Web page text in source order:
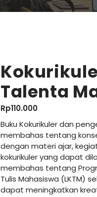
Talenta
Rp110.000
Buku Kokurikuler dan
membahas tentang
dengan materi ajar,
kokurikuler yang dapat
membahas tentang
Tulis Mahasiswa (LKTM)
dapat meningkatkan